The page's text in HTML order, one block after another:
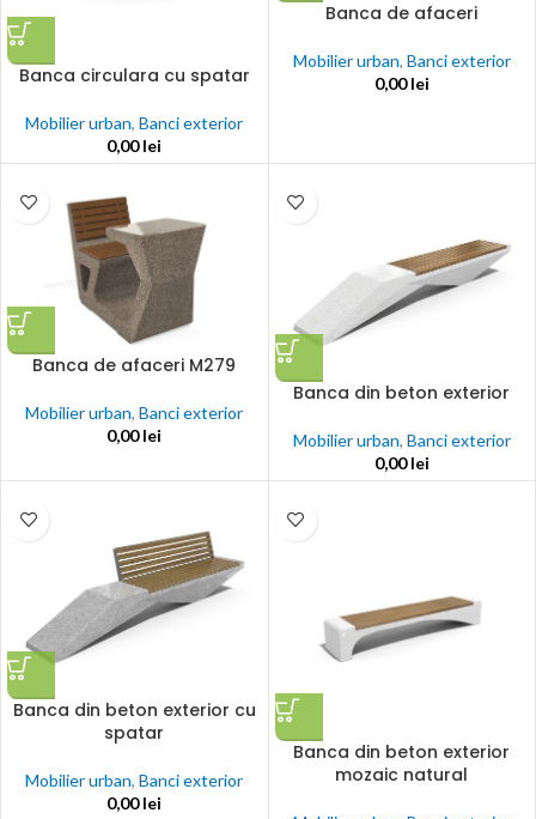
Banca circulara cu spatar
Mobilier urban,Banci exterior
0,00lei
Banca de afaceri
Mobilier urban, Banci exterior
0,00lei
Banca de afaceri M279
Mobilier urban,Banci exterior
0,00lei
Banca din beton exterior
Mobilier urban, Banci exterior
0,00lei
Banca din beton exterior cu
spatar
Mobilier urban,Banci exterior
0,00lei
Banca din beton exterior
mozaic natural